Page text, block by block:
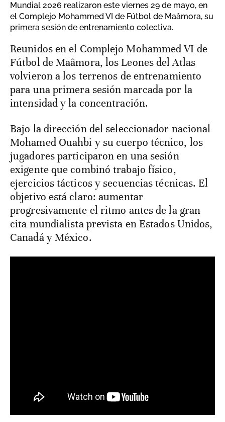
Mundial 2026 realizaron este viernes 29 de mayo, en
el Complejo Mohammed VI de Fútbol de Maâmora, su
primera sesión de entrenamiento colectiva.
Reunidos en el Complejo Mohammed VI de
Fútbol de Maâmora, los Leones del Atlas
volvieron a los terrenos de entrenamiento
para una primera sesión marcada por la
intensidad y la concentración.
Bajo la dirección del seleccionador nacional
Mohamed Ouahbi y su cuerpo técnico, los
jugadores participaron en una sesión
exigente que combinó trabajo físico,
ejercicios tácticos y secuencias técnicas. El
objetivo está claro: aumentar
progresivamente el ritmo antes de la gran
cita mundialista prevista en Estados Unidos,
Canadá y México.